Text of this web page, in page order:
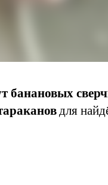
банановых
для